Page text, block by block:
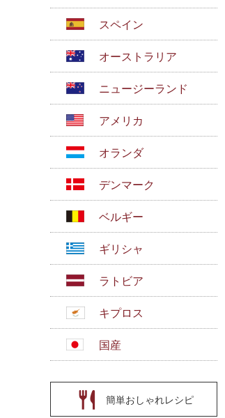
スペイン
オーストラリア
ニュージーランド
アメリカ
オランダ
デンマーク
ベルギー
ギリシャ
ラトビア
キプロス
国産
簡単おしゃれレシピ